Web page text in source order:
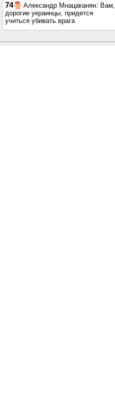
74
Александр Мнацаканян: Вам,
дорогие украинцы, придется
учиться убивать врага